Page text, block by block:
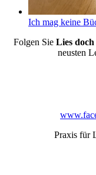
Ich mag keine
Folgen Sie Lies
neusten
Praxis für